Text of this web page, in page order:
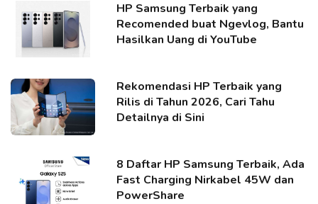
HP Samsung Terbaik yang
Recomended buat Ngevlog, Bantu
Hasilkan Uang di YouTube
Rekomendasi HP Terbaik yang
Rilis di Tahun 2026, Cari Tahu
Detailnya di Sini
8 Daftar HP Samsung Terbaik, Ada
Fast Charging Nirkabel 45W dan
PowerShare